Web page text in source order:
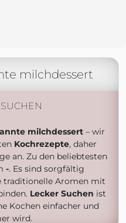
milchdessert
milchdessert– wir
Kochrezepte, daher
an. Zu den beliebtesten
-. Es sind sorgfältig
traditionelle Aromen mit
Lecker Suchen ist
Kochen einfacher und
wird.